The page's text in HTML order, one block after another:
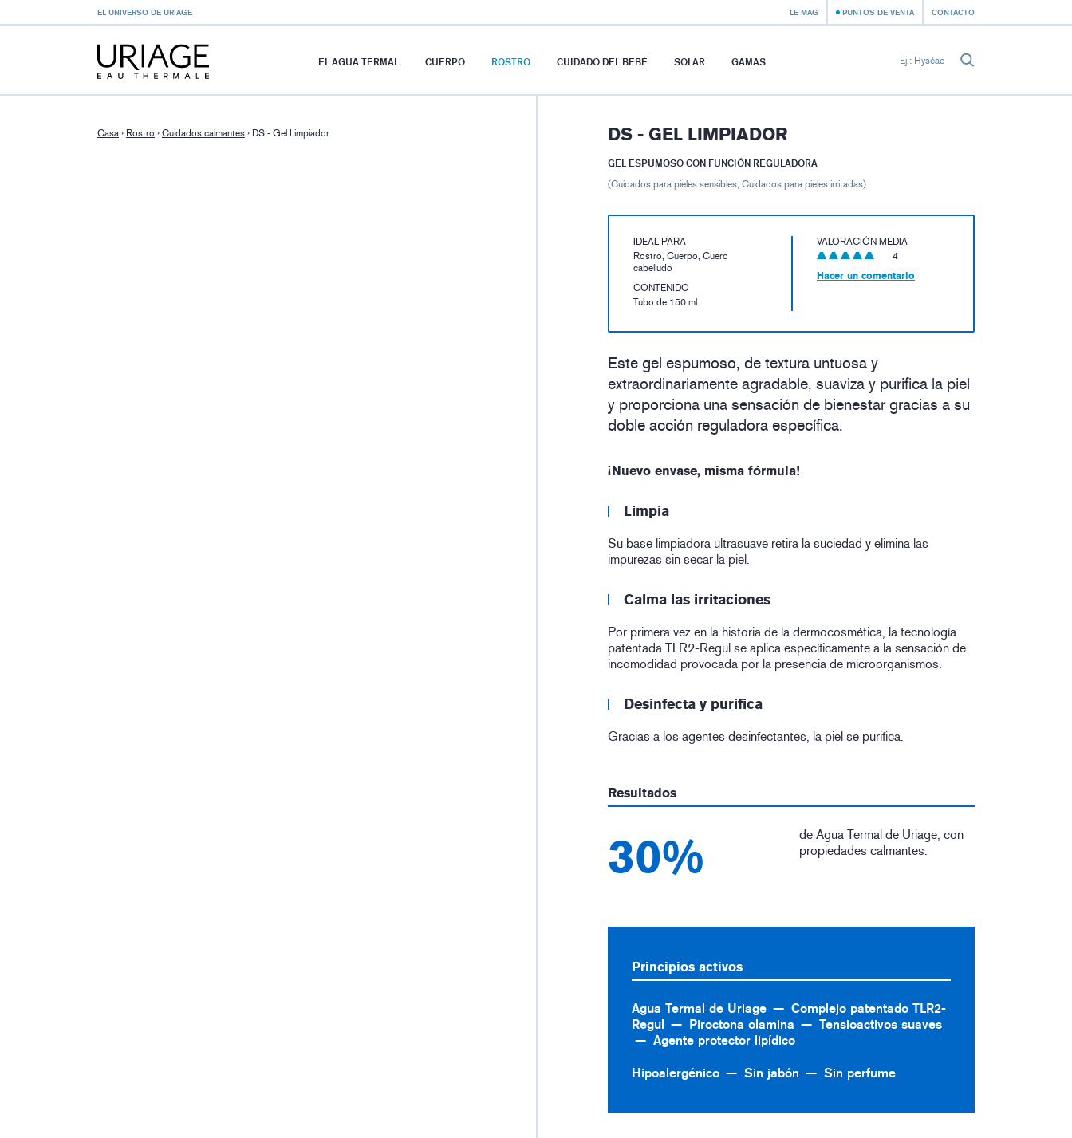
EL UNIVERSO DE URIAGE LE MAG PUNTOS DE VENTA CONTACTO
EL AGUA TERMAL CUERPO ROSTRO CUIDADO DEL BEBÉ SOLAR GAMAS
Casa › Rostro › Cuidados calmantes › DS - Gel Limpiador DS - GEL LIMPIADOR
GEL ESPUMOSO CON FUNCIÓN REGULADORA
(Cuidados para pieles sensibles, Cuidados para pieles irritadas)
IDEAL PARA
Rostro, Cuerpo, Cuero
cabelludo
CONTENIDO
Tubo de 150 ml
VALORACIÓN MEDIA
4
Hacer un comentario
Este gel espumoso, de textura untuosa y
extraordinariamente agradable, suaviza y purifica la piel
y proporciona una sensación de bienestar gracias a su
doble acción reguladora específica.
¡Nuevo envase, misma fórmula!
Limpia
Su base limpiadora ultrasuave retira la suciedad y elimina las
impurezas sin secar la piel.
Calma las irritaciones
Por primera vez en la historia de la dermocosmética, la tecnología
patentada TLR2-Regul se aplica específicamente a la sensación de
incomodidad provocada por la presencia de microorganismos.
Desinfecta y purifica
Gracias a los agentes desinfectantes, la piel se purifica.
Resultados
30%
de Agua Termal de Uriage, con
propiedades calmantes.
Principios activos
Agua Termal de Uriage
Complejo patentado TLR2-
Regul
Piroctona olamina
Tensioactivos suaves
Agente protector lipídico
Hipoalergénico Sin jabón Sin perfume